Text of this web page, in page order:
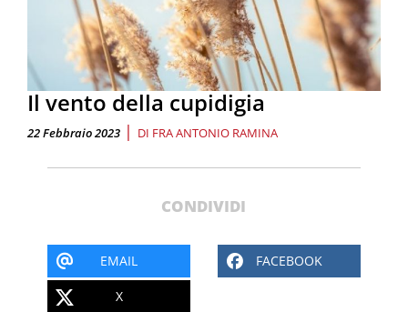
Il vento della cupidigia
22 Febbraio 2023 | DI FRA ANTONIO RAMINA
CONDIVIDI
EMAIL FACEBOOK
X